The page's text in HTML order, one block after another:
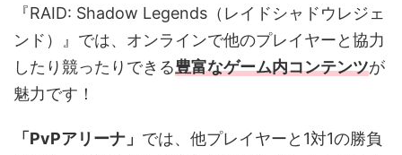
『RAID: Shadow Legends（レイドシャドウレジェ
ンド）』では、 オンラインで他のプレイヤーと協力
したり競ったりできる豊富なゲーム内コンテンツが
魅力です！
「PvPアリーナ」 では、他プレイヤーと1対1の勝負